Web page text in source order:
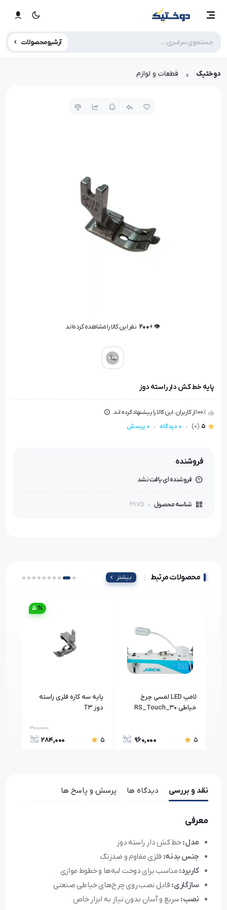
آرشیو محصولات
دوختیک قطعات و لوازم
👁️ +
200 نفر این کالا را مشاهده کرده‌اند
پایه خط کش دار راسته دوز
100٪ از کاربران، این کالا را پیشنهاد کرده اند.
5
(0) 0 دیدگاه 0 پرسش
فروشنده
فروشنده ای یافت نشد
شناسه محصول 2875
محصولات مرتبط بیشتر
لامپ LED لمسی چرخ
خیاطی RS_Touch_30
5
960,000
پایه سه کاره فلزی راسته
دوز T3
5
300,000
284,000
5
نقد و بررسی دیدگاه ها پرسش و پاسخ ها
معرفی
مدل:خط کش دار راسته دوز
جنس بدنه: فلزی مقاوم و ضدزنگ
کاربرد: مناسب برای دوخت لبه‌ها و خطوط موازی
سازگاری: قابل نصب روی چرخ‌های خیاطی صنعتی
نصب: سریع و آسان بدون نیاز به ابزار خاص